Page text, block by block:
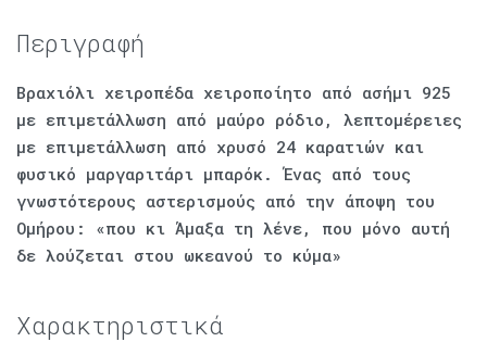
Περιγραφή
Βραχιόλι χειροπέδα χειροποίητο από ασήμι 925
με επιμετάλλωση από μαύρο ρόδιο, λεπτομέρειες
με επιμετάλλωση από χρυσό 24 καρατιών και
φυσικό μαργαριτάρι μπαρόκ. Ένας από τους
γνωστότερους αστερισμούς από την άποψη του
Ομήρου: «που κι Άμαξα τη λένε, που μόνο αυτή
δε λούζεται στου ωκεανού το κύμα»
Χαρακτηριστικά